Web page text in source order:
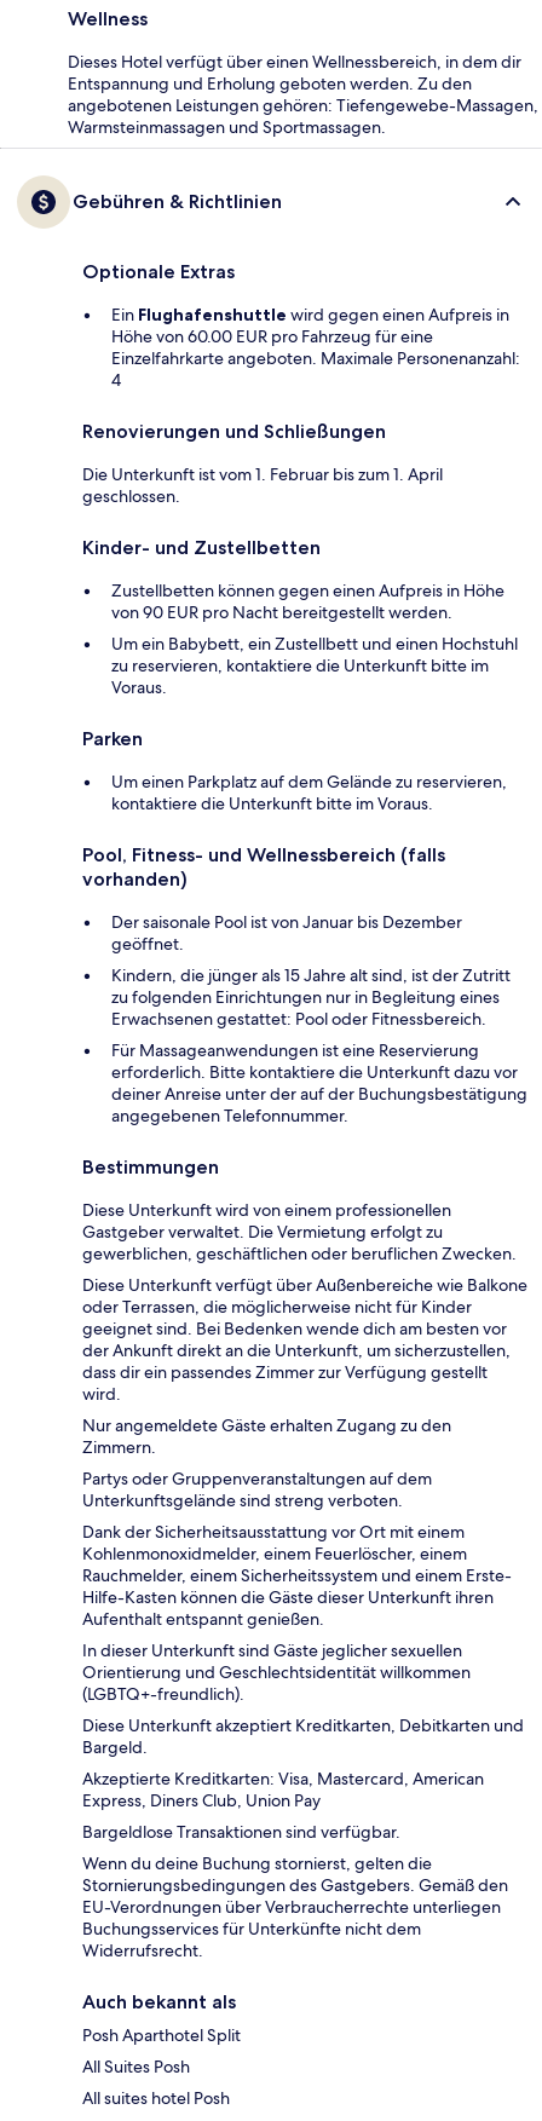
Wellness
Dieses Hotel verfügt über einen Wellnessbereich, in dem dir
Entspannung und Erholung geboten werden. Zu den
angebotenen Leistungen gehören: Tiefengewebe-Massagen,
Warmsteinmassagen und Sportmassagen.
Gebühren & Richtlinien
Optionale Extras
Ein Flughafenshuttle wird gegen einen Aufpreis in
Höhe von 60.00 EUR pro Fahrzeug für eine
Einzelfahrkarte angeboten. Maximale Personenanzahl:
4
Renovierungen und Schließungen
Die Unterkunft ist vom 1. Februar bis zum 1. April
geschlossen.
Kinder- und Zustellbetten
Zustellbetten können gegen einen Aufpreis in Höhe
von 90 EUR pro Nacht bereitgestellt werden.
Um ein Babybett, ein Zustellbett und einen Hochstuhl
zu reservieren, kontaktiere die Unterkunft bitte im
Voraus.
Parken
Um einen Parkplatz auf dem Gelände zu reservieren,
kontaktiere die Unterkunft bitte im Voraus.
Pool, Fitness- und Wellnessbereich (falls
vorhanden)
Der saisonale Pool ist von Januar bis Dezember
geöffnet.
Kindern, die jünger als 15 Jahre alt sind, ist der Zutritt
zu folgenden Einrichtungen nur in Begleitung eines
Erwachsenen gestattet: Pool oder Fitnessbereich.
Für Massageanwendungen ist eine Reservierung
erforderlich. Bitte kontaktiere die Unterkunft dazu vor
deiner Anreise unter der auf der Buchungsbestätigung
angegebenen Telefonnummer.
Bestimmungen
Diese Unterkunft wird von einem professionellen
Gastgeber verwaltet. Die Vermietung erfolgt zu
gewerblichen, geschäftlichen oder beruflichen Zwecken.
Diese Unterkunft verfügt über Außenbereiche wie Balkone
oder Terrassen, die möglicherweise nicht für Kinder
geeignet sind. Bei Bedenken wende dich am besten vor
der Ankunft direkt an die Unterkunft, um sicherzustellen,
dass dir ein passendes Zimmer zur Verfügung gestellt
wird.
Nur angemeldete Gäste erhalten Zugang zu den
Zimmern.
Partys oder Gruppenveranstaltungen auf dem
Unterkunftsgelände sind streng verboten.
Dank der Sicherheitsausstattung vor Ort mit einem
Kohlenmonoxidmelder, einem Feuerlöscher, einem
Rauchmelder, einem Sicherheitssystem und einem Erste-
Hilfe-Kasten können die Gäste dieser Unterkunft ihren
Aufenthalt entspannt genießen.
In dieser Unterkunft sind Gäste jeglicher sexuellen
Orientierung und Geschlechtsidentität willkommen
(LGBTQ+-freundlich).
Diese Unterkunft akzeptiert Kreditkarten, Debitkarten und
Bargeld.
Akzeptierte Kreditkarten: Visa, Mastercard, American
Express, Diners Club, Union Pay
Bargeldlose Transaktionen sind verfügbar.
Wenn du deine Buchung stornierst, gelten die
Stornierungsbedingungen des Gastgebers. Gemäß den
EU-Verordnungen über Verbraucherrechte unterliegen
Buchungsservices für Unterkünfte nicht dem
Widerrufsrecht.
Auch bekannt als
Posh Aparthotel Split
All Suites Posh
All suites hotel Posh